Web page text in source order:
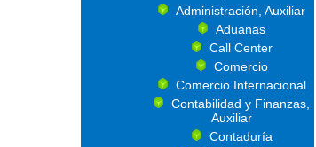
Administración, Auxiliar
Aduanas
Call Center
Comercio
Comercio Internacional
Contabilidad y Finanzas,
Auxiliar
Contaduría